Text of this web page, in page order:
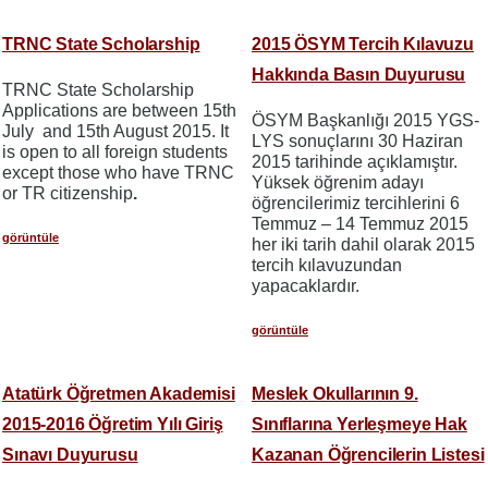
TRNC State Scholarship
TRNC State Scholarship
Applications are between 15th
July and 15th August 2015. It
is open to all foreign students
except those who have TRNC
or TR citizenship.
görüntüle
2015 ÖSYM Tercih Kılavuzu
Hakkında Basın Duyurusu
ÖSYM Başkanlığı 2015 YGS-
LYS sonuçlarını 30 Haziran
2015 tarihinde açıklamıştır.
Yüksek öğrenim adayı
öğrencilerimiz tercihlerini 6
Temmuz – 14 Temmuz 2015
her iki tarih dahil olarak 2015
tercih kılavuzundan
yapacaklardır.
görüntüle
Atatürk Öğretmen Akademisi
2015-2016 Öğretim Yılı Giriş
Sınavı Duyurusu
Meslek Okullarının 9.
Sınıflarına Yerleşmeye Hak
Kazanan Öğrencilerin Listesi